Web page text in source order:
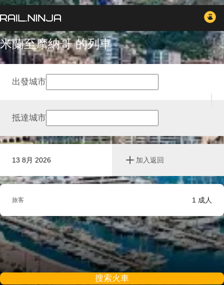
米蘭至摩納哥 的列車
13 8月 2026 加入返回
出發城市
抵達城市
旅客 1 成人
搜索火車